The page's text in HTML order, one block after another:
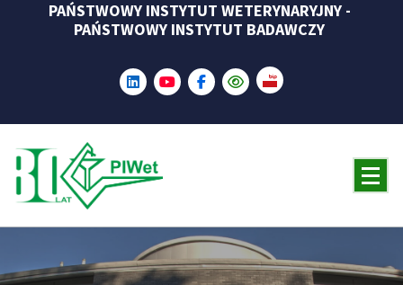
PAŃSTWOWY INSTYTUT WETERYNARYJNY -
PAŃSTWOWY INSTYTUT BADAWCZY